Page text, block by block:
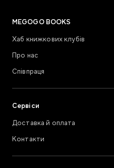
MEGOGO BOOKS
Хаб книжкових клубів
Про нас
Співпраця
Сервіси
Доставка й оплата
Контакти